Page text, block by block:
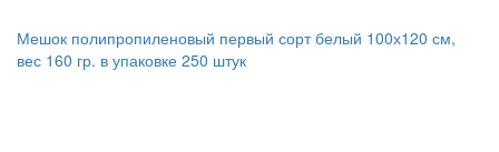
Мешок полипропиленовый первый сорт белый 100х120 см,
вес 160 гр. в упаковке 250 штук